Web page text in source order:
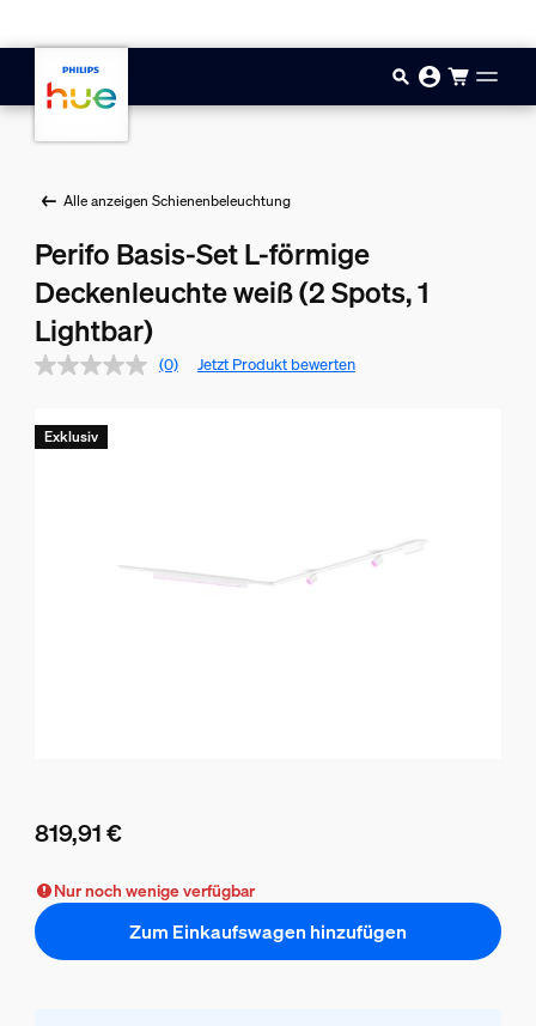
Alle anzeigen Schienenbeleuchtung
Perifo Basis-Set L-förmige
Deckenleuchte weiß (2 Spots, 1
Lightbar)
(0) Jetzt Produkt bewerten
819,91 €
Exklusiv
Nur noch wenige verfügbar
Zum Einkaufswagen hinzufügen